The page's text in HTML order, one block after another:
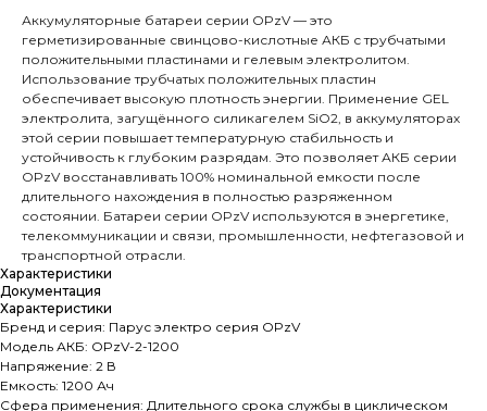
Аккумуляторные батареи серии OPzV — это
герметизированные свинцово-кислотные АКБ с трубчатыми
положительными пластинами и гелевым электролитом.
Использование трубчатых положительных пластин
обеспечивает высокую плотность энергии. Применение GEL
электролита, загущённого силикагелем SiO2, в аккумуляторах
этой серии повышает температурную стабильность и
устойчивость к глубоким разрядам. Это позволяет АКБ серии
OPzV восстанавливать 100% номинальной емкости после
длительного нахождения в полностью разряженном
состоянии. Батареи серии OPzV используются в энергетике,
телекоммуникации и связи, промышленности, нефтегазовой и
транспортной отрасли.
Характеристики
Документация
Характеристики
Бренд и cерия: Парус электро серия OPzV
Модель АКБ: OPzV-2-1200
Напряжение: 2 В
Емкость: 1200 Ач
Сфера применения: Длительного срока службы в циклическом